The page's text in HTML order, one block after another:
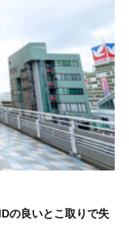
の良いとこ取りで失